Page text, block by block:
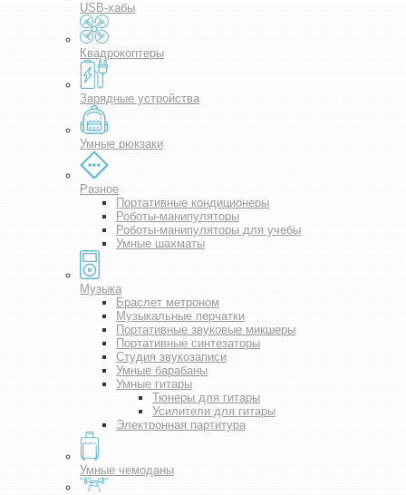
USB-хабы
Квадрокоптеры
Зарядные устройства
Умные рюкзаки
Разное
Портативные кондиционеры
Роботы-манипуляторы
Роботы-манипуляторы для учебы
Умные шахматы
Музыка
Браслет метроном
Музыкальные перчатки
Портативные звуковые микшеры
Портативные синтезаторы
Студия звукозаписи
Умные барабаны
Умные гитары
Тюнеры для гитары
Усилители для гитары
Электронная партитура
Умные чемоданы